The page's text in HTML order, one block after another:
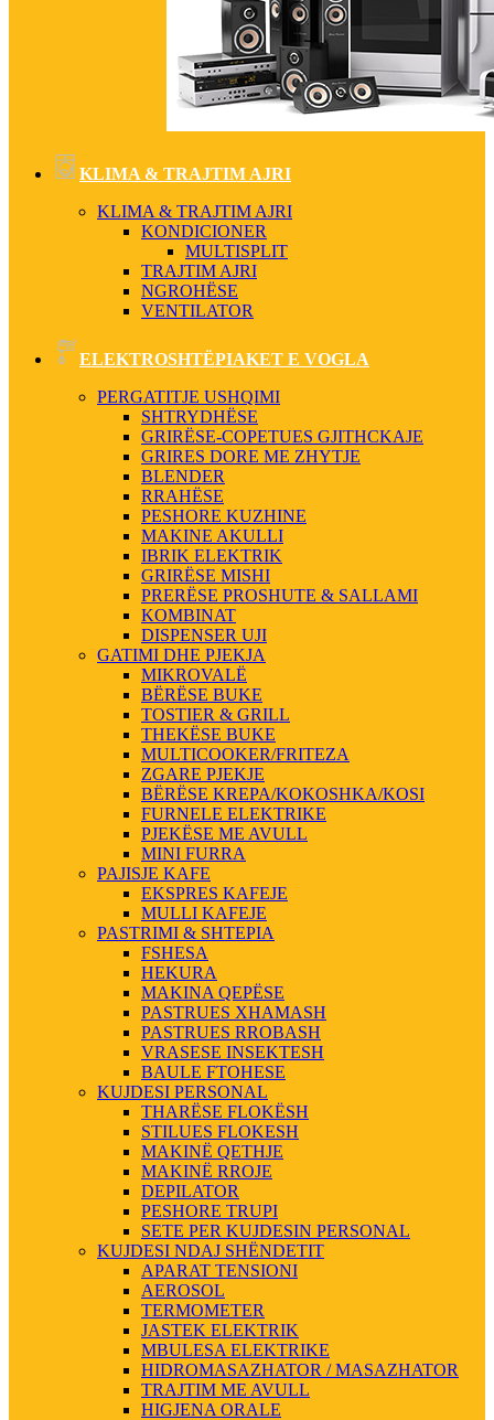
KLIMA & TRAJTIM AJRI
KLIMA & TRAJTIM AJRI
KONDICIONER
MULTISPLIT
TRAJTIM AJRI
NGROHËSE
VENTILATOR
ELEKTROSHTËPIAKET E VOGLA
PERGATITJE USHQIMI
SHTRYDHËSE
GRIRËSE-COPETUES GJITHCKAJE
GRIRES DORE ME ZHYTJE
BLENDER
RRAHËSE
PESHORE KUZHINE
MAKINE AKULLI
IBRIK ELEKTRIK
GRIRËSE MISHI
PRERËSE PROSHUTE & SALLAMI
KOMBINAT
DISPENSER UJI
GATIMI DHE PJEKJA
MIKROVALË
BËRËSE BUKE
TOSTIER & GRILL
THEKËSE BUKE
MULTICOOKER/FRITEZA
ZGARE PJEKJE
BËRËSE KREPA/KOKOSHKA/KOSI
FURNELE ELEKTRIKE
PJEKËSE ME AVULL
MINI FURRA
PAJISJE KAFE
EKSPRES KAFEJE
MULLI KAFEJE
PASTRIMI & SHTEPIA
FSHESA
HEKURA
MAKINA QEPËSE
PASTRUES XHAMASH
PASTRUES RROBASH
VRASESE INSEKTESH
BAULE FTOHESE
KUJDESI PERSONAL
THARËSE FLOKËSH
STILUES FLOKESH
MAKINË QETHJE
MAKINË RROJE
DEPILATOR
PESHORE TRUPI
SETE PER KUJDESIN PERSONAL
KUJDESI NDAJ SHËNDETIT
APARAT TENSIONI
AEROSOL
TERMOMETER
JASTEK ELEKTRIK
MBULESA ELEKTRIKE
HIDROMASAZHATOR / MASAZHATOR
TRAJTIM ME AVULL
HIGJENA ORALE